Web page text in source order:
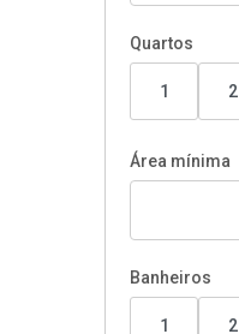
Quartos
1 2
Área mínima
Banheiros
1 2